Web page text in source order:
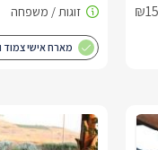
מארח אישי צמוד